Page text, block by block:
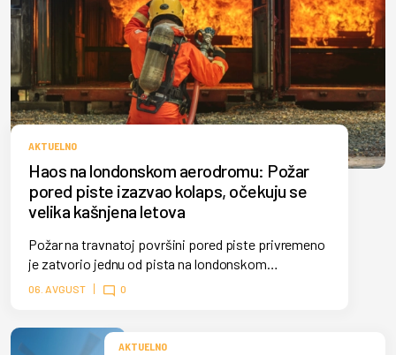
AKTUELNO
Haos na londonskom aerodromu: Požar
pored piste izazvao kolaps, očekuju se
velika kašnjena letova
Požar na travnatoj površini pored piste privremeno
je zatvorio jednu od pista na londonskom
aerodromu Hitrou, izazvavši velika kašnjenja
06. AVGUST 0
AKTUELNO